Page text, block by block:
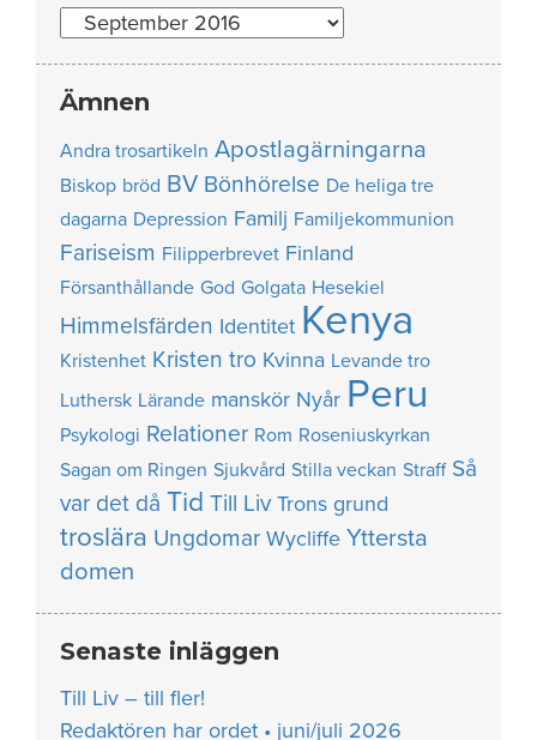
Nummer
Ämnen
Andra trosartikeln Apostlagärningarna
Biskop bröd BV Bönhörelse De heliga tre
dagarna Depression Familj Familjekommunion
Fariseism Filipperbrevet Finland
Försanthållande God Golgata Hesekiel
Himmelsfärden Identitet Kenya
Kristenhet Kristen tro Kvinna Levande tro
Luthersk Lärande manskör Nyår Peru
Psykologi Relationer Rom Roseniuskyrkan
Sagan om Ringen Sjukvård Stilla veckan Straff Så
var det då Tid Till Liv Trons grund
troslära Ungdomar Wycliffe Yttersta
domen
Senaste inläggen
Till Liv – till fler!
Redaktören har ordet • juni/juli 2026